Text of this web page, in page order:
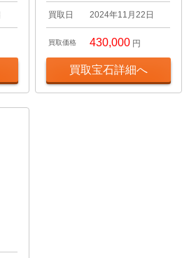
買取日 2024年11月22日
買取価格 430,000 円
買取宝石詳細へ